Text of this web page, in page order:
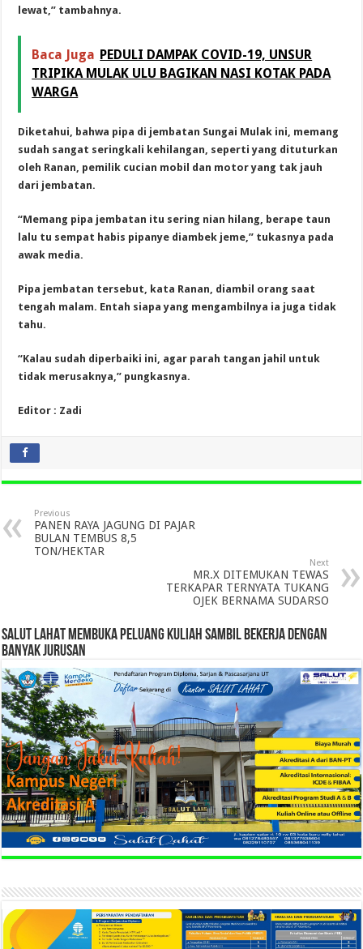
lewat,” tambahnya.
Baca Juga PEDULI DAMPAK COVID-19, UNSUR
TRIPIKA MULAK ULU BAGIKAN NASI KOTAK PADA
WARGA
Diketahui, bahwa pipa di jembatan Sungai Mulak ini, memang
sudah sangat seringkali kehilangan, seperti yang dituturkan
oleh Ranan, pemilik cucian mobil dan motor yang tak jauh
dari jembatan.
“Memang pipa jembatan itu sering nian hilang, berape taun
lalu tu sempat habis pipanye diambek jeme,” tukasnya pada
awak media.
Pipa jembatan tersebut, kata Ranan, diambil orang saat
tengah malam. Entah siapa yang mengambilnya ia juga tidak
tahu.
“Kalau sudah diperbaiki ini, agar parah tangan jahil untuk
tidak merusaknya,” pungkasnya.
Editor : Zadi
Previous
PANEN RAYA JAGUNG DI PAJAR
BULAN TEMBUS 8,5
TON/HEKTAR
Next
MR.X DITEMUKAN TEWAS
TERKAPAR TERNYATA TUKANG
OJEK BERNAMA SUDARSO
SALUT LAHAT MEMBUKA PELUANG KULIAH SAMBIL BEKERJA DENGAN
BANYAK JURUSAN